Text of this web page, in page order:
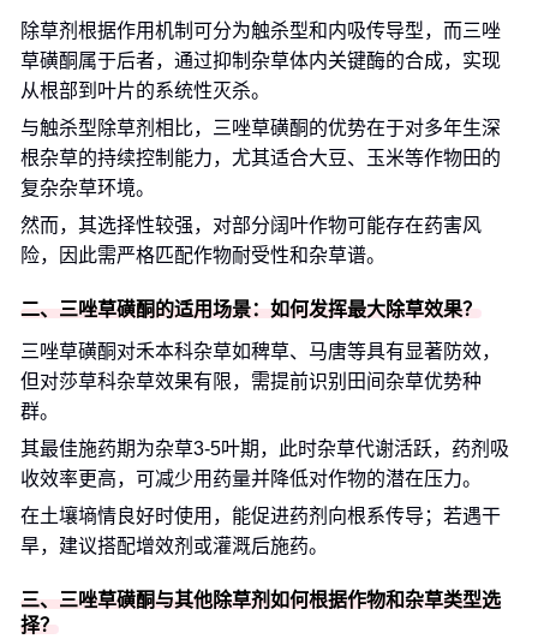
除草剂根据作用机制可分为触杀型和内吸传导型，而三唑
草磺酮属于后者，通过抑制杂草体内关键酶的合成，实现
从根部到叶片的系统性灭杀。
与触杀型除草剂相比，三唑草磺酮的优势在于对多年生深
根杂草的持续控制能力，尤其适合大豆、玉米等作物田的
复杂杂草环境。
然而，其选择性较强，对部分阔叶作物可能存在药害风
险，因此需严格匹配作物耐受性和杂草谱。
二、三唑草磺酮的适用场景：如何发挥最大除草效果？
三唑草磺酮对禾本科杂草如稗草、马唐等具有显著防效，
但对莎草科杂草效果有限，需提前识别田间杂草优势种
群。
其最佳施药期为杂草3-5叶期，此时杂草代谢活跃，药剂吸
收效率更高，可减少用药量并降低对作物的潜在压力。
在土壤墒情良好时使用，能促进药剂向根系传导；若遇干
旱，建议搭配增效剂或灌溉后施药。
三、三唑草磺酮与其他除草剂如何根据作物和杂草类型选
择？